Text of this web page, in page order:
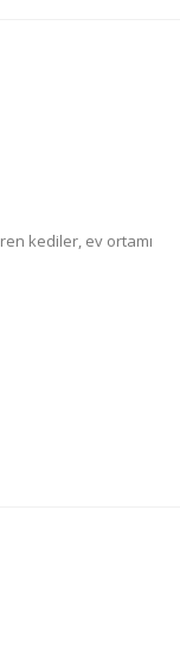
kediler, ev ortamı